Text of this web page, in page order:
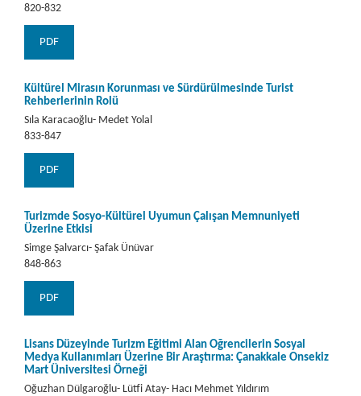
820-832
PDF
Kültürel Mirasın Korunması ve Sürdürülmesinde Turist
Rehberlerinin Rolü
Sıla Karacaoğlu- Medet Yolal
833-847
PDF
Turizmde Sosyo-Kültürel Uyumun Çalışan Memnuniyeti
Üzerine Etkisi
Simge Şalvarcı- Şafak Ünüvar
848-863
PDF
Lisans Düzeyinde Turizm Eğitimi Alan Öğrencilerin Sosyal
Medya Kullanımları Üzerine Bir Araştırma: Çanakkale Onsekiz
Mart Üniversitesi Örneği
Oğuzhan Dülgaroğlu- Lütfi Atay- Hacı Mehmet Yıldırım